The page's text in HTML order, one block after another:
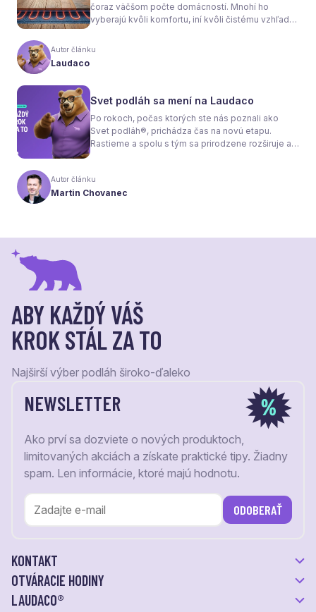
čoraz väčšom počte domácností. Mnohí ho
vyberajú kvôli komfortu, iní kvôli čistému vzhľadu
nielen na pocit tepla v miestnosti, ale aj na
spotrebu energie a celkové fungovanie kúrenia.
Autor článku
Laudaco
Svet podláh sa mení na Laudaco
Po rokoch, počas ktorých ste nás poznali ako
Svet podláh®, prichádza čas na novú etapu.
Rastieme a spolu s tým sa prirodzene rozširuje aj
vizuálnou identitou. Naším cieľom je, aby každý
váš krok stál za to.
Autor článku
Martin Chovanec
ABY KAŽDÝ VÁŠ
KROK STÁL ZA TO
Najširší výber podláh široko-ďaleko
NEWSLETTER
Ako prví sa dozviete o nových produktoch,
limitovaných akciách a získate praktické tipy. Žiadny
spam. Len informácie, ktoré majú hodnotu.
ODOBERAŤ
KONTAKT
OTVÁRACIE HODINY
LAUDACO®